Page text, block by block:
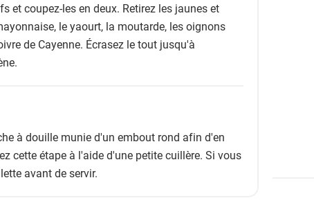
et coupez-les en deux. Retirez les jaunes et
le yaourt, la moutarde, les oignons
de Cayenne. Écrasez le tout jusqu'à
à douille munie d'un embout rond afin d'en
cette étape à l'aide d'une petite cuillère. Si vous
avant de servir.